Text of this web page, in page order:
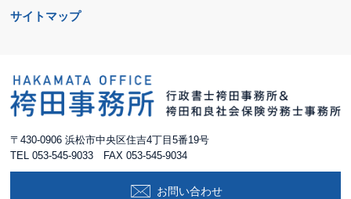
サイトマップ
〒430-0906 浜松市中央区住吉4丁目5番19号
TEL053-545-9033 FAX 053-545-9034
お問い合わせ